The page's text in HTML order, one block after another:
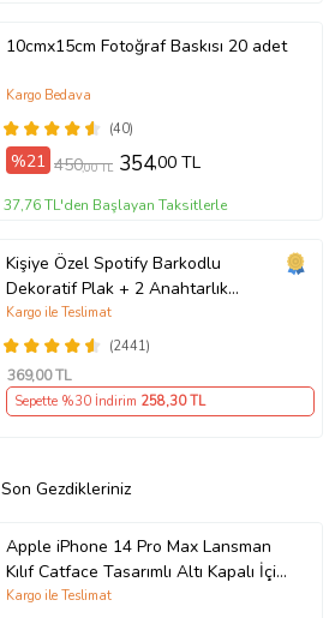
10cmx15cm Fotoğraf Baskısı 20 adet
(40)
Kargo Bedava
%21 450,00 TL 354,00 TL
37,76 TL'den Başlayan Taksitlerle
Kişiye Özel Spotify Barkodlu
Dekoratif Plak + 2 Anahtarlık
Babaya Anneye Sevgiliye Arkadaşa
Hediye
(2441)
Kargo ile Teslimat
369,00 TL
Sepette %30 İndirim 258,30 TL
Son Gezdikleriniz
Apple iPhone 14 Pro Max Lansman
Kılıf Catface Tasarımlı Altı Kapalı İçi
Kadife Kaplı Kapak (Şeffaf)
Kargo ile Teslimat